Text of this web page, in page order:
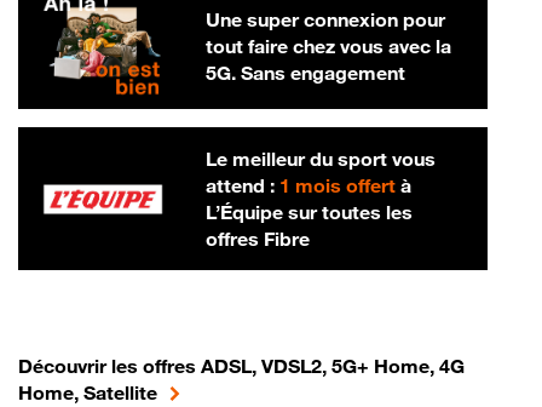
Une super connexion pour
tout faire chez vous avec la
5G. Sans engagement
Le meilleur du sport vous
attend : 1 mois offertà
L’Équipe sur toutes les
offres Fibre
Découvrir les offres ADSL, VDSL2, 5G+ Home, 4G
Home, Satellite